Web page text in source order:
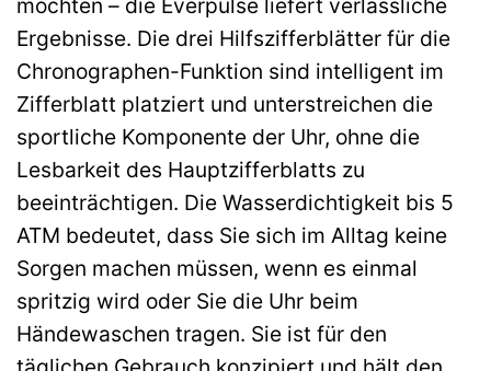
möchten – die Everpulse liefert verlässliche
Ergebnisse. Die drei Hilfszifferblätter für die
Chronographen-Funktion sind intelligent im
Zifferblatt platziert und unterstreichen die
sportliche Komponente der Uhr, ohne die
Lesbarkeit des Hauptzifferblatts zu
beeinträchtigen. Die Wasserdichtigkeit bis 5
ATM bedeutet, dass Sie sich im Alltag keine
Sorgen machen müssen, wenn es einmal
spritzig wird oder Sie die Uhr beim
Händewaschen tragen. Sie ist für den